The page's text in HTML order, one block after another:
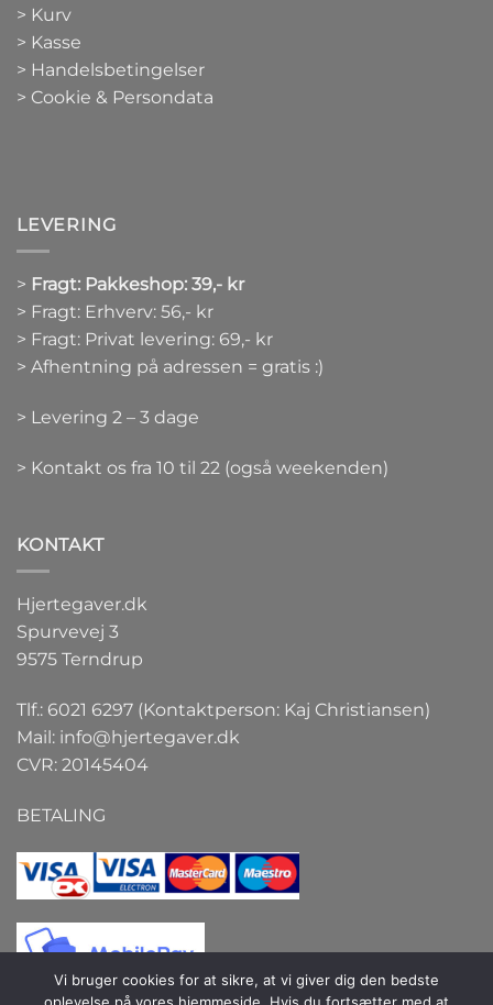
> Kurv
> Kasse
> Handelsbetingelser
> Cookie & Persondata
LEVERING
> Fragt: Pakkeshop: 39,- kr
> Fragt: Erhverv: 56,- kr
> Fragt: Privat levering: 69,- kr
> Afhentning på adressen = gratis :)
> Levering 2 – 3 dage
> Kontakt os fra 10 til 22 (også weekenden)
KONTAKT
Hjertegaver.dk
Spurvevej 3
9575 Terndrup
Tlf.: 6021 6297 (Kontaktperson: Kaj Christiansen)
Mail: info@hjertegaver.dk
CVR: 20145404
BETALING
Vi bruger cookies for at sikre, at vi giver dig den bedste
oplevelse på vores hjemmeside. Hvis du fortsætter med at